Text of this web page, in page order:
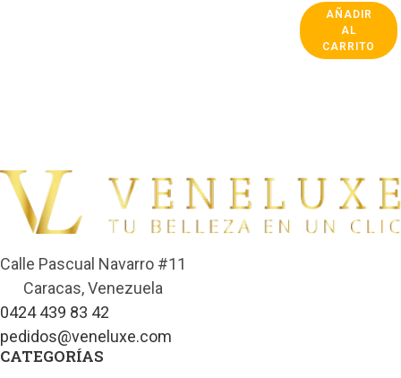
AÑADIR
AL
CARRITO
Calle Pascual Navarro #11
Caracas, Venezuela
0424 439 83 42
pedidos@veneluxe.com
CATEGORÍAS